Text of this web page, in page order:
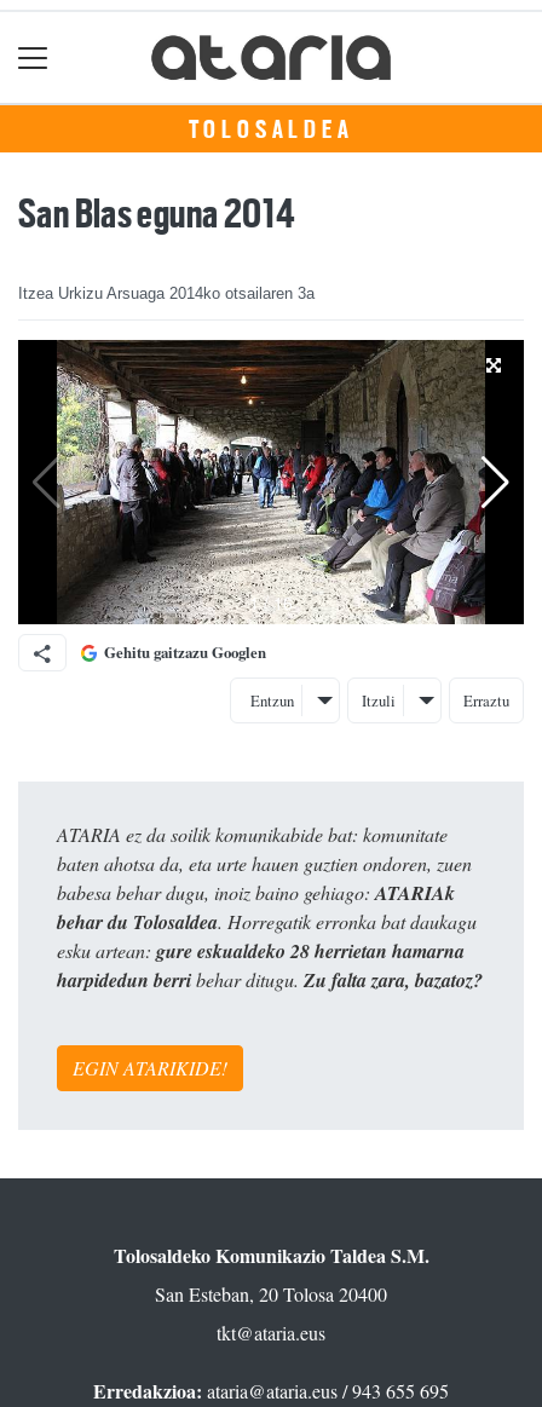
TOLOSALDEA
San Blas eguna 2014
Itzea Urkizu Arsuaga 2014ko otsailaren 3a
Gehitu gaitzazu Googlen
Entzun Itzuli Erraztu
ATARIA ez da soilik komunikabide bat: komunitate
baten ahotsa da, eta urte hauen guztien ondoren, zuen
babesa behar dugu, inoiz baino gehiago:ATARIAk
behar du Tolosaldea. Horregatik erronka bat daukagu
esku artean: gure eskualdeko 28 herrietan hamarna
harpidedun berribehar ditugu. Zu falta zara, bazatoz?
EGIN ATARIKIDE!
Tolosaldeko Komunikazio Taldea S.M.
San Esteban, 20 Tolosa 20400
tkt@ataria.eus
Erredakzioa: ataria@ataria.eus/ 943 655 695